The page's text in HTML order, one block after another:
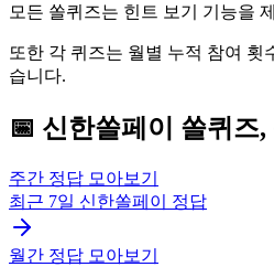
모든 쏠퀴즈는 힌트 보기 기능을
또한 각 퀴즈는 월별 누적 참여 횟
습니다.
📅 신한쏠페이 쏠퀴즈,
주간 정답 모아보기
최근 7일 신한쏠페이 정답
월간 정답 모아보기